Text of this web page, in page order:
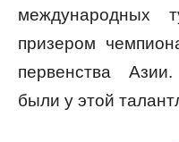
международных
призером
первенства
были у этой